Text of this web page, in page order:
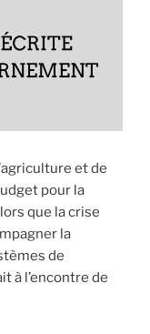
et de
pour la
que la crise
la
de
à l’encontre de